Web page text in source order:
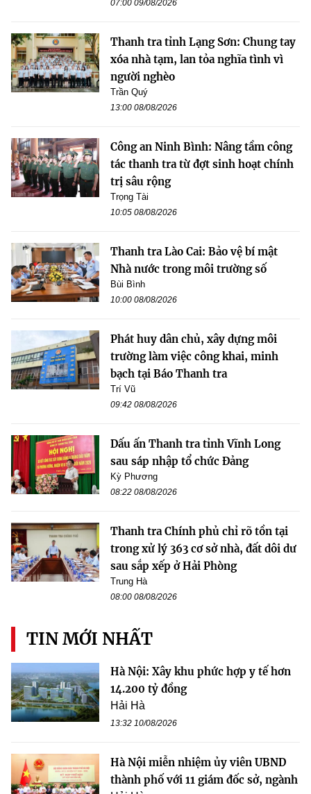
07:00 09/08/2026
Thanh tra tỉnh Lạng Sơn: Chung tay
xóa nhà tạm, lan tỏa nghĩa tình vì
người nghèo
Trần Quý
13:00 08/08/2026
Công an Ninh Bình: Nâng tầm công
tác thanh tra từ đợt sinh hoạt chính
trị sâu rộng
Trọng Tài
10:05 08/08/2026
Thanh tra Lào Cai: Bảo vệ bí mật
Nhà nước trong môi trường số
Bùi Bình
10:00 08/08/2026
Phát huy dân chủ, xây dựng môi
trường làm việc công khai, minh
bạch tại Báo Thanh tra
Trí Vũ
09:42 08/08/2026
Dấu ấn Thanh tra tỉnh Vĩnh Long
sau sáp nhập tổ chức Đảng
Kỳ Phương
08:22 08/08/2026
Thanh tra Chính phủ chỉ rõ tồn tại
trong xử lý 363 cơ sở nhà, đất dôi dư
sau sắp xếp ở Hải Phòng
Trung Hà
08:00 08/08/2026
TIN MỚI NHẤT
Hà Nội: Xây khu phức hợp y tế hơn
14.200 tỷ đồng
Hải Hà
13:32 10/08/2026
Hà Nội miễn nhiệm ủy viên UBND
thành phố với 11 giám đốc sở, ngành